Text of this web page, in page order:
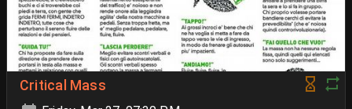
Critical Mass